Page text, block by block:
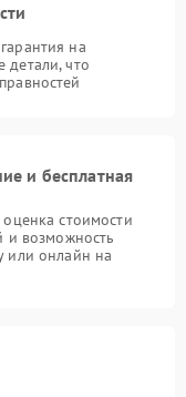
на
что
и бесплатная
стоимости
и возможность
или онлайн на